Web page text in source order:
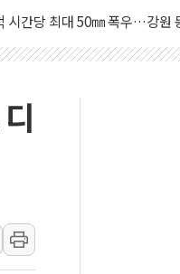
참변…60대 환경미화원 수거
택가서 흉기 난동…60대 남성 2
해상서 모터보트 전복…1명
' 피해자 기림의 날 참석..."국제
개편 재검토 지시…與 "적극 환
풍랑주의보…10일까지 최대